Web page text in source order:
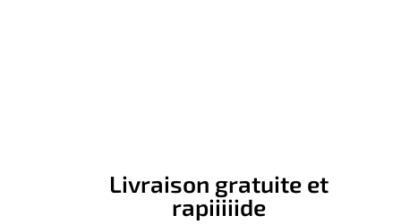
Livraison gratuite et
rapiiiiide